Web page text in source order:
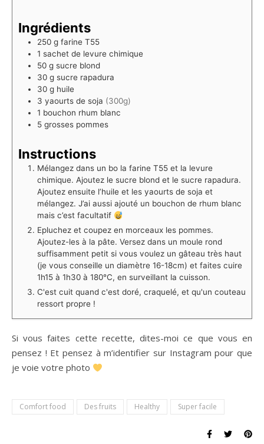
Ingrédients
250 g farine T55
1 sachet de levure chimique
50 g sucre blond
30 g sucre rapadura
30 g huile
3 yaourts de soja (300g)
1 bouchon rhum blanc
5 grosses pommes
Instructions
Mélangez dans un bo la farine T55 et la levure
chimique. Ajoutez le sucre blond et le sucre rapadura.
Ajoutez ensuite l’huile et les yaourts de soja et
mélangez. J’ai aussi ajouté un bouchon de rhum blanc
mais c’est facultatif
Epluchez et coupez en morceaux les pommes.
Ajoutez-les à la pâte. Versez dans un moule rond
suffisamment petit si vous voulez un gâteau très haut
(je vous conseille un diamètre 16-18cm) et faites cuire
1h15 à 1h30 à 180°C, en surveillant la cuisson. ⁠
C'est cuit quand c'est doré, craquelé, et qu'un couteau
ressort propre !
Si vous faites cette recette, dites-moi ce que vous en
pensez ! Et pensez à m’identifier sur Instagram pour que
je voie votre photo
Comfort food Des fruits Healthy Super facile